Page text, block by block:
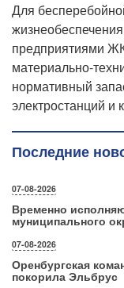
Для
предприятиями
материально-
нормативный
электростанций и
Последние
07-08-2026
Временно
муниципального
07-08-2026
Оренбургская
покорила Эльбрус